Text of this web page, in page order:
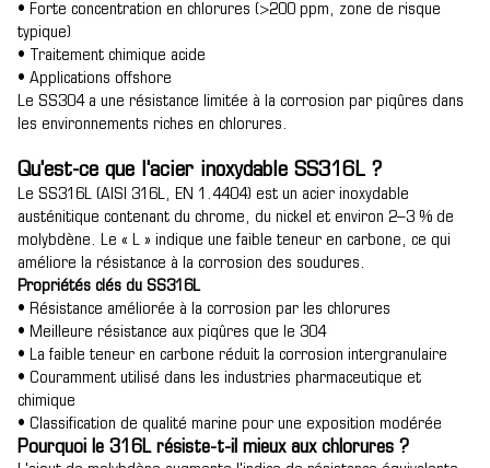
• Forte concentration en chlorures (>200 ppm, zone de risque
typique)
• Traitement chimique acide
• Applications offshore
Le SS304 a une résistance limitée à la corrosion par piqûres dans
les environnements riches en chlorures.
Qu'est-ce que l'acier inoxydable SS316L ?
Le SS316L (AISI 316L, EN 1.4404) est un acier inoxydable
austénitique contenant du chrome, du nickel et environ 2–3 % de
molybdène. Le « L » indique une faible teneur en carbone, ce qui
améliore la résistance à la corrosion des soudures.
Propriétés clés du SS316L
• Résistance améliorée à la corrosion par les chlorures
• Meilleure résistance aux piqûres que le 304
• La faible teneur en carbone réduit la corrosion intergranulaire
• Couramment utilisé dans les industries pharmaceutique et
chimique
• Classification de qualité marine pour une exposition modérée
Pourquoi le 316L résiste-t-il mieux aux chlorures ?